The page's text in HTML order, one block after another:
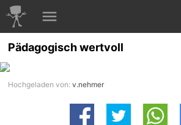
Pädagogisch wertvoll
Hochgeladen von:v.nehmer